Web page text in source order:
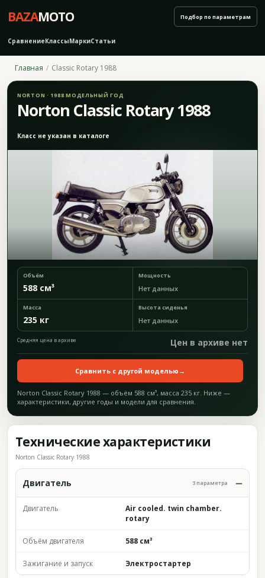
BAZAMOTO
СравнениеКлассыМаркиСтатьи
Подбор по параметрам
Главная Classic Rotary 1988
NORTON · 1988 МОДЕЛЬНЫЙ ГОД
Norton Classic Rotary 1988
Класс не указан в каталоге
Объём
588 см³
Мощность
Нет данных
Масса
235 кг
Высота сиденья
Нет данных
Средняя цена в архиве Цен в архиве нет
Сравнить с другой моделью →
Norton Classic Rotary 1988 — объём 588 см³, масса 235 кг. Ниже —
характеристики, другие годы и модели для сравнения.
Технические характеристики
Norton Classic Rotary 1988
Двигатель 3 параметра
Двигатель
Air cooled. twin chamber.
rotary
Объём двигателя 588 см³
Зажигание и запуск Электростартер